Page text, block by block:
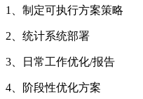
1、制定可执行方案策略
2、统计系统部署
3、日常工作优化/报告
4、阶段性优化方案